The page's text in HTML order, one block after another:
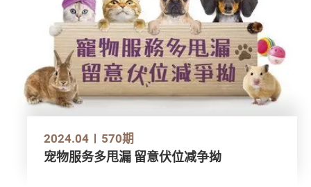
2024.04 570期
宠物服务多甩漏 留意伏位减争拗